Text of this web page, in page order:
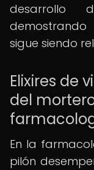
desarrollo
sigue siendo
Elixires de
del
En la
pilón